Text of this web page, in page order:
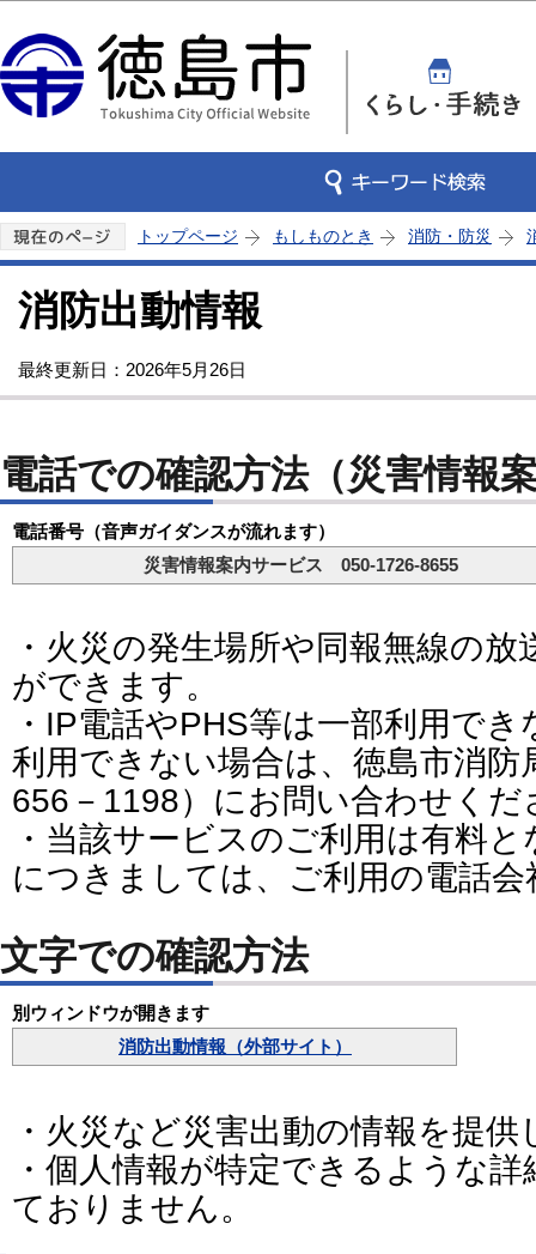
トップページ もしものとき 消防・防災
消防出動情報
最終更新日：2026年5月26日
電話での確認方法（災害情報
電話番号（音声ガイダンスが流れます）
災害情報案内サービス 050-1726-8655
・火災の発生場所や同報無線の
ができます。
・IP電話やPHS等は一部利用で
利用できない場合は、徳島市消防
656－1198）にお問い合わせくだ
・当該サービスのご利用は有料
につきましては、ご利用の電話
文字での確認方法
別ウィンドウが開きます
消防出動情報（外部サイト）
・火災など災害出動の情報を提供
・個人情報が特定できるような
ておりません。